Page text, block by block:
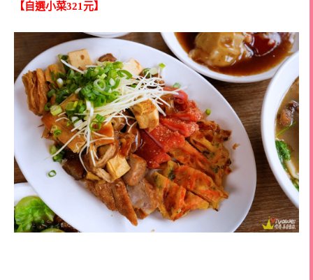
【自選小菜321元】